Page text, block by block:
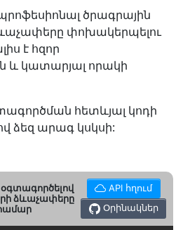
ծրագրային
ձևաչափերը փոխակերպելու
է հզոր
և կատարյալ որակի
հետևյալ կոդի
ձեզ արագ կսկսի:
օգտագործելով
ձևաչափերը
API հղում
Օրինակներ